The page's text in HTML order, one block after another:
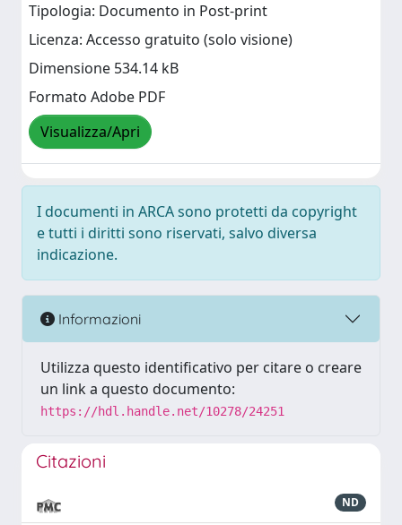
Tipologia: Documento in Post-print
Licenza: Accesso gratuito (solo visione)
Dimensione 534.14 kB
Formato Adobe PDF
Visualizza/Apri
I documenti in ARCA sono protetti da copyright
e tutti i diritti sono riservati, salvo diversa
indicazione.
Informazioni
Utilizza questo identificativo per citare o creare
un link a questo documento:
https://hdl.handle.net/10278/24251
Citazioni
ND